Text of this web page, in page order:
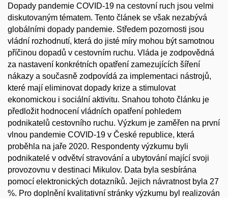
Dopady pandemie COVID-19 na cestovní ruch jsou velmi
diskutovaným tématem. Tento článek se však nezabývá
globálními dopady pandemie. Středem pozornosti jsou
vládní rozhodnutí, která do jisté míry mohou být samotnou
příčinou dopadů v cestovním ruchu. Vláda je zodpovědná
za nastavení konkrétních opatření zamezujících šíření
nákazy a současně zodpovídá za implementaci nástrojů,
které mají eliminovat dopady krize a stimulovat
ekonomickou i sociální aktivitu. Snahou tohoto článku je
předložit hodnocení vládních opatření pohledem
podnikatelů cestovního ruchu. Výzkum je zaměřen na první
vlnou pandemie COVID-19 v České republice, která
proběhla na jaře 2020. Respondenty výzkumu byli
podnikatelé v odvětví stravování a ubytování mající svoji
provozovnu v destinaci Mikulov. Data byla sesbírána
pomocí elektronických dotazníků. Jejich návratnost byla 27
%. Pro doplnění kvalitativní stránky výzkumu byl realizován